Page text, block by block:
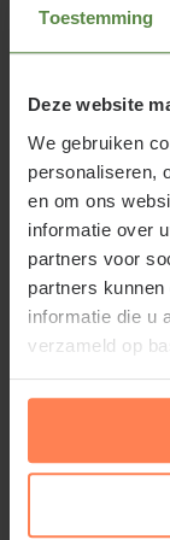
Toestemming
Deze website
We gebruiken
personaliseren,
en om ons
informatie over
partners voor
partners
informatie die u
verzameld op
Renaissance-
Engeland
onder de 'The
Klimrozen zijn
bijvoorbeeld
laten
klimroos
altijd met
Een klimroos
genoeg om
weelderige
voldoende
assortiment
Waarom
kopen of